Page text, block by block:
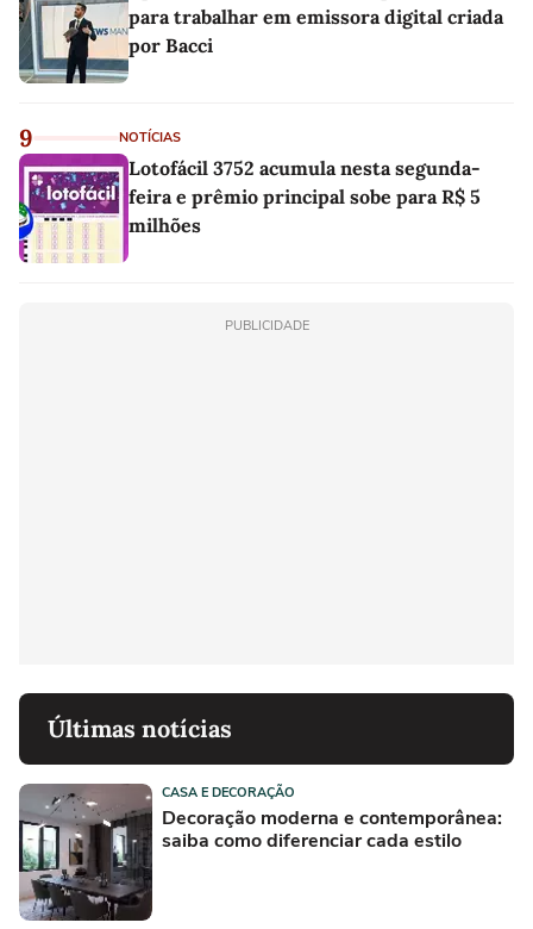
para trabalhar em emissora digital criada
por Bacci
9 NOTÍCIAS
Lotofácil 3752 acumula nesta segunda-
feira e prêmio principal sobe para R$ 5
milhões
PUBLICIDADE
Últimas notícias
CASA E DECORAÇÃO
Decoração moderna e contemporânea:
saiba como diferenciar cada estilo